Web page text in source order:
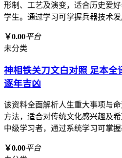
形制、工艺及演变，适合历史爱
学生。通过学习可掌握兵器技术
￥0.00平台
未分类
神相铁关刀文白对照 足本全
逐年吉凶
该资料全面解析人生重大事项与
方法，适合对传统文化感兴趣及
中级学习者，通过系统学习可掌
￥0.00平台